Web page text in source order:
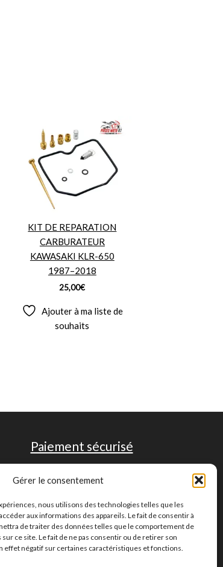
Gérer le consentement
nous utilisons des technologies telles que les
aux informations des appareils. Le fait de consentir à
de traiter des données telles que le comportement de
ce site. Le fait de ne pas consentir ou de retirer son
effet négatif sur certaines caractéristiques et fonctions.
KIT DE REPARATION
CARBURATEUR
KAWASAKI KLR-650
1987–2018
25,00€
Ajouter à ma liste de
souhaits
Paiement sécurisé